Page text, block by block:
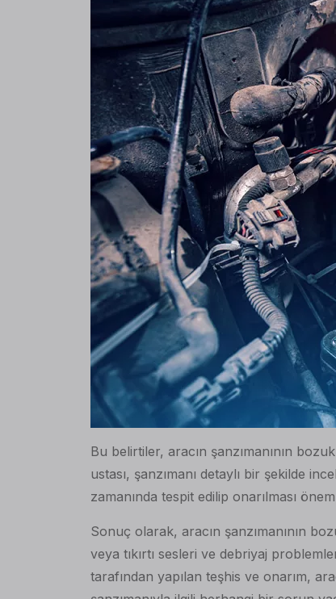
Bu belirtiler, aracın şanzımanının
ustası, şanzımanı detaylı bir şekilde
zamanında tespit edilip onarılması
Sonuç olarak, aracın şanzımanının
veya tıkırtı sesleri ve debriyaj
tarafından yapılan teşhis ve onarım,